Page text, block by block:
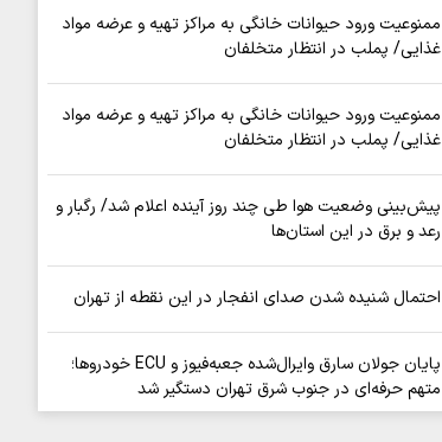
ممنوعیت ورود حیوانات خانگی به مراکز تهیه و عرضه مواد
غذایی/ پملب در انتظار متخلفان
ممنوعیت ورود حیوانات خانگی به مراکز تهیه و عرضه مواد
غذایی/ پملب در انتظار متخلفان
پیش‌بینی وضعیت هوا طی چند روز آینده اعلام شد/ رگبار و
رعد و برق در این استان‌ها
احتمال شنیده شدن صدای انفجار در این نقطه از تهران
پایان جولان سارق وایرال‌شده جعبه‌فیوز و ECU خودروها؛
متهم حرفه‌ای در جنوب شرق تهران دستگیر شد